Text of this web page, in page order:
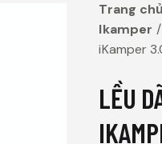
Trang chủ
Ikamper
iKamper
LỀU